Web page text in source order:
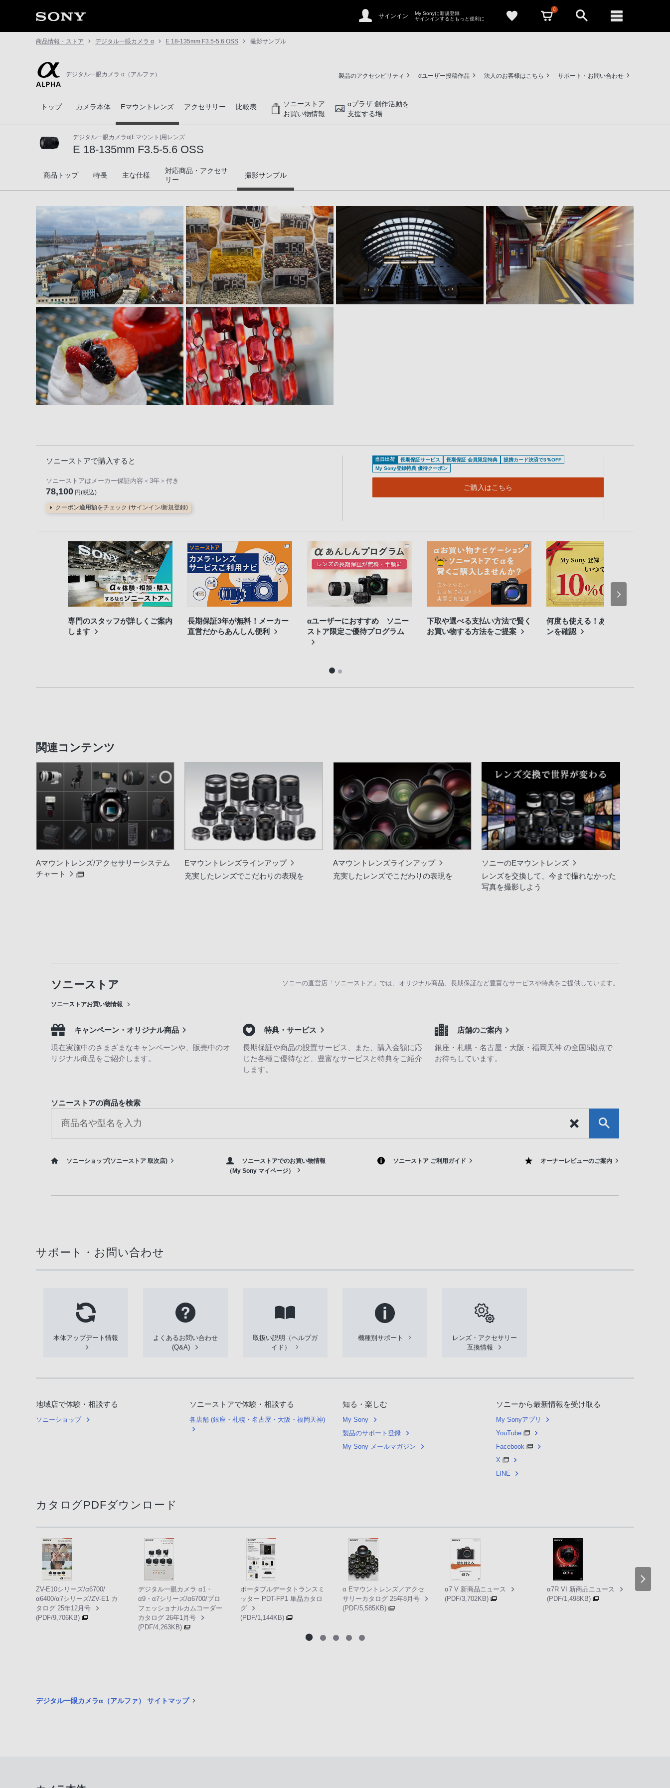
サインイン
My Sonyに新規登録
サインインするともっと便利に
0
商品情報・ストア デジタル一眼カメラ α E 18-135mm F3.5-5.6 OSS 撮影サンプル
デジタル一眼カメラ α（アルファ） 製品のアクセシビリティ αユーザー投稿作品 法人のお客様はこちら サポート・お問い合わせ
トップ カメラ本体 Eマウントレンズ アクセサリー 比較表
ソニーストア
お買い物情報
αプラザ 創作活動を
支援する場
デジタル一眼カメラα[Eマウント]用レンズ
E 18-135mm F3.5-5.6 OSS
E 18-135mm F3.5-5.6 OSS
商品トップ 特長 主な仕様
対応商品・アクセサ
リー
撮影サンプル
ソニーストアで購入すると
ソニーストアはメーカー保証内容 ＜3年＞ 付き
78,100 円(税込)
クーポン適用額をチェック (サインイン/新規登録)
当日出荷 長期保証サービス 長期保証 会員限定特典
提携カード決済で3％OFF
My Sony登録特典 優待クーポン
ご購入はこちら
専門のスタッフが詳しくご案内
します
長期保証3年が無料！メーカー
直営だからあんしん便利
αユーザーにおすすめ ソニー
ストア限定ご優待プログラム
下取や選べる支払い方法で賢く
お買い物する方法をご提案
何度も使える！あなたのクーポ
ンを確認
関連コンテンツ
Aマウントレンズ/アクセサリーシステム
チャート
Eマウントレンズラインアップ
充実したレンズでこだわりの表現を
Aマウントレンズラインアップ
充実したレンズでこだわりの表現を
ソニーのEマウントレンズ
レンズを交換して、今まで撮れなかった
写真を撮影しよう
ソニーストア ソニーの直営店「ソニーストア」では、オリジナル商品、長期保証など豊富なサービスや特典をご提供しています。
ソニーストアお買い物情報
キャンペーン・オリジナル商品
現在実施中のさまざまなキャンペーンや、販売中のオ
リジナル商品をご紹介します。
特典・サービス
長期保証や商品の設置サービス、また、購入金額に応
じた各種ご優待など、豊富なサービスと特典をご紹介
します。
店舗のご案内
銀座・札幌・名古屋・大阪・福岡天神 の全国5拠点で
お待ちしています。
ソニーストアの商品を検索
ソニーショップ(ソニーストア 取次店)
ソニーストアでのお買い物情報
（My Sony マイページ）
ソニーストア ご利用ガイド オーナーレビューのご案内
サポート・お問い合わせ
本体アップデート情報
よくあるお問い合わせ
(Q&A)
取扱い説明（ヘルプガ
イド）
機種別サポート
レンズ・アクセサリー
互換情報
地域店で体験・相談する
ソニーショップ
ソニーストアで体験・相談する
各店舗 (銀座・札幌・名古屋・大阪・福岡天神)
知る・楽しむ
My Sony
製品のサポート登録
My Sony メールマガジン
ソニーから最新情報を受け取る
My Sonyアプリ
YouTube
Facebook
X
LINE
カタログPDFダウンロード
ZV-E10シリーズ/α6700/
α6400/α7シリーズ/ZV-E1 カ
タログ 25年12月号
(PDF/9,706KB)
デジタル一眼カメラ α1・
α9・α7シリーズ/α6700/プロ
フェッショナルカムコーダー
カタログ 26年1月号
(PDF/4,263KB)
ポータブルデータトランスミ
ッター PDT-FP1 単品カタロ
グ
(PDF/1,144KB)
α Eマウントレンズ／アクセ
サリーカタログ 25年8月号
(PDF/5,585KB)
α7 V 新商品ニュース
(PDF/3,702KB)
α7R VI 新商品ニュース
(PDF/1,498KB)
α Aマ
デジタル一眼カメラα（アルファ） サイトマップ